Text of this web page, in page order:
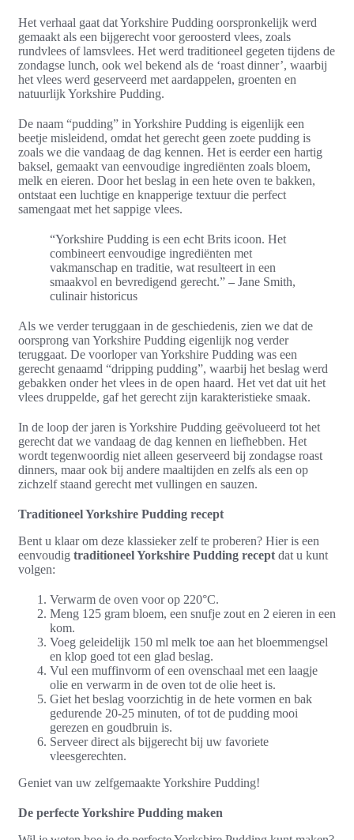
Het verhaal gaat dat Yorkshire Pudding oorspronkelijk werd
gemaakt als een bijgerecht voor geroosterd vlees, zoals
rundvlees of lamsvlees. Het werd traditioneel gegeten tijdens de
zondagse lunch, ook wel bekend als de ‘roast dinner’, waarbij
het vlees werd geserveerd met aardappelen, groenten en
natuurlijk Yorkshire Pudding.
De naam “pudding” in Yorkshire Pudding is eigenlijk een
beetje misleidend, omdat het gerecht geen zoete pudding is
zoals we die vandaag de dag kennen. Het is eerder een hartig
baksel, gemaakt van eenvoudige ingrediënten zoals bloem,
melk en eieren. Door het beslag in een hete oven te bakken,
ontstaat een luchtige en knapperige textuur die perfect
samengaat met het sappige vlees.
“Yorkshire Pudding is een echt Brits icoon. Het
combineert eenvoudige ingrediënten met
vakmanschap en traditie, wat resulteert in een
smaakvol en bevredigend gerecht.” – Jane Smith,
culinair historicus
Als we verder teruggaan in de geschiedenis, zien we dat de
oorsprong van Yorkshire Pudding eigenlijk nog verder
teruggaat. De voorloper van Yorkshire Pudding was een
gerecht genaamd “dripping pudding”, waarbij het beslag werd
gebakken onder het vlees in de open haard. Het vet dat uit het
vlees druppelde, gaf het gerecht zijn karakteristieke smaak.
In de loop der jaren is Yorkshire Pudding geëvolueerd tot het
gerecht dat we vandaag de dag kennen en liefhebben. Het
wordt tegenwoordig niet alleen geserveerd bij zondagse roast
dinners, maar ook bij andere maaltijden en zelfs als een op
zichzelf staand gerecht met vullingen en sauzen.
Traditioneel Yorkshire Pudding recept
Bent u klaar om deze klassieker zelf te proberen? Hier is een
eenvoudig traditioneel Yorkshire Pudding recept dat u kunt
volgen:
Verwarm de oven voor op 220°C.
Meng 125 gram bloem, een snufje zout en 2 eieren in een
kom.
Voeg geleidelijk 150 ml melk toe aan het bloemmengsel
en klop goed tot een glad beslag.
Vul een muffinvorm of een ovenschaal met een laagje
olie en verwarm in de oven tot de olie heet is.
Giet het beslag voorzichtig in de hete vormen en bak
gedurende 20-25 minuten, of tot de pudding mooi
gerezen en goudbruin is.
Serveer direct als bijgerecht bij uw favoriete
vleesgerechten.
Geniet van uw zelfgemaakte Yorkshire Pudding!
De perfecte Yorkshire Pudding maken